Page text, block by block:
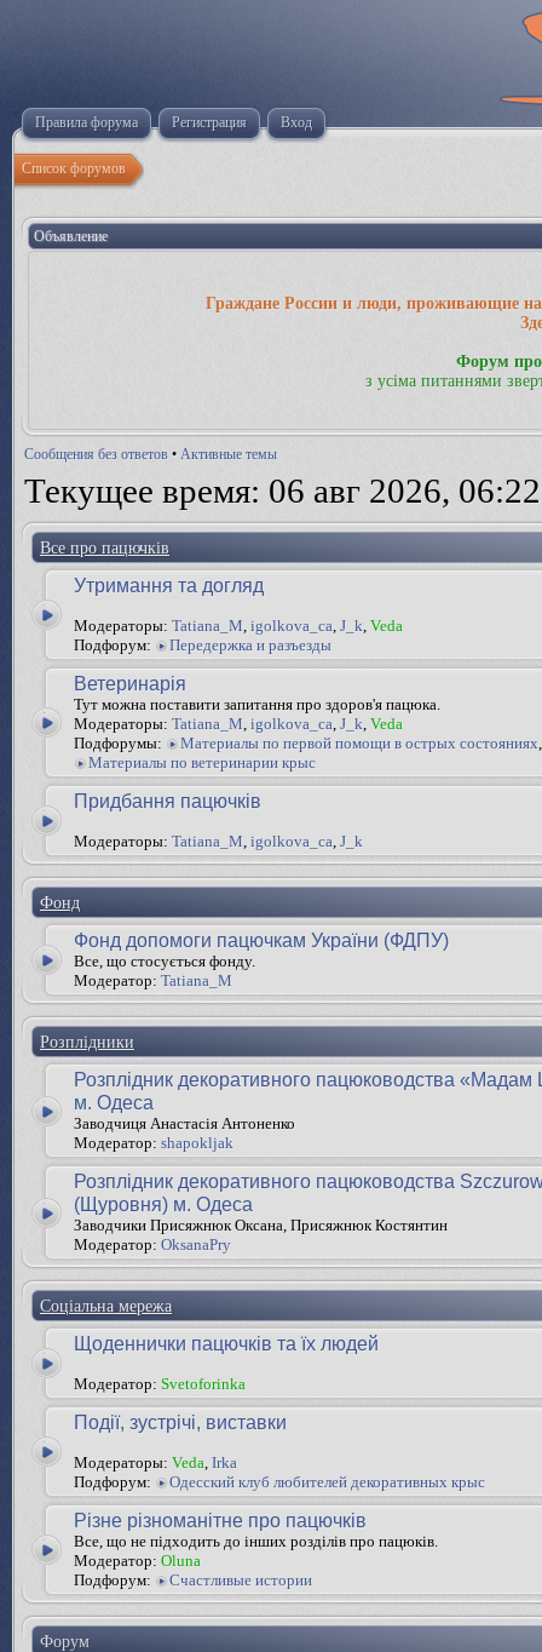
Правила форума Регистрация Вход
Список форумов
Объявление
Граждане России и люди, проживающие на
Форум
з усіма питаннями
Сообщения без ответов • Активные темы
Текущее время: 06 авг 2026, 06:22
Все про пацючків
Утримання та догляд
Модераторы: Tatiana_M, igolkova_ca, J_k, Veda
Подфорум:
Передержка и разъезды
Ветеринарія
Тут можна поставити запитання про здоров'я пацюка.
Модераторы: Tatiana_M, igolkova_ca, J_k, Veda
Подфорумы:
Материалы по первой помощи в острых состояниях,
Материалы по ветеринарии крыс
Придбання пацючків
Модераторы: Tatiana_M, igolkova_ca, J_k
Фонд
Фонд допомоги пацючкам України (ФДПУ)
Все, що стосується фонду.
Модератор: Tatiana_M
Розплідники
Розплідник декоративного пацюководства
м. Одеса
Заводчиця Анастасія Антоненко
Модератор: shapokljak
Розплідник декоративного пацюководства
(Щуровня) м. Одеса
Заводчики Присяжнюк Оксана, Присяжнюк Костянтин
Модератор: OksanaPry
Соціальна мережа
Щоденнички пацючків та їх людей
Модератор: Svetoforinka
Події, зустрічі, виставки
Модераторы: Veda, Irka
Подфорум:
Одесский клуб любителей декоративных крыс
Різне різноманітне про пацючків
Все, що не підходить до інших розділів про пацюків.
Модератор: Oluna
Подфорум:
Счастливые истории
Форум